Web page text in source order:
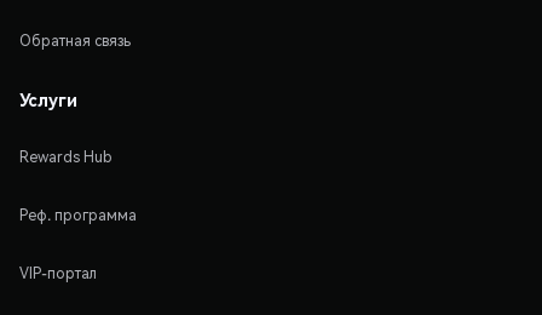
Обратная связь
Услуги
Rewards Hub
Реф. программа
VIP-портал